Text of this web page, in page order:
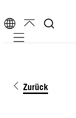
Mobile
Zurück